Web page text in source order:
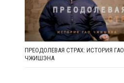
ПРЕОДОЛЕВАЯ СТРАХ: ИСТОРИЯ ГАО
ЧЖИШЭНА